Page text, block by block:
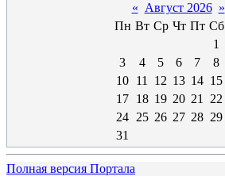
« Август 2026 »
Пн Вт Ср Чт Пт Сб
1
3
4 5 6 7 8
10 11 12 13 14 15
17 18 19 20 21 22
24 25 26 27 28 29
31
Полная версия Портала